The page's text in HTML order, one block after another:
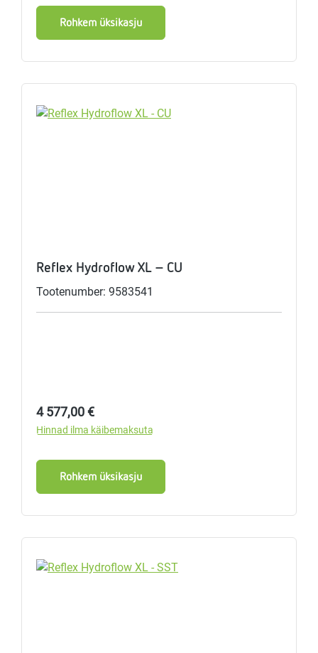
Rohkem üksikasju
Reflex Hydroflow XL - CU
Tootenumber: 9583541
Tavahind:
4 577,00 €
Hinnad ilma käibemaksuta
Rohkem üksikasju